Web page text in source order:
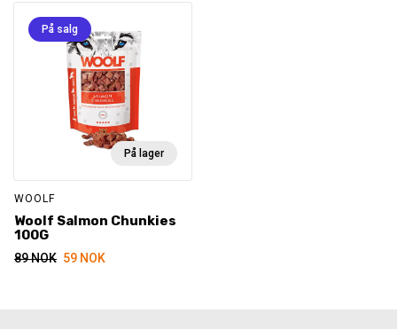
89 NOK.
På salg
På lager
WOOLF
Woolf Salmon Chunkies
100G
89NOK Opprinnelig
59 NOKNåværende